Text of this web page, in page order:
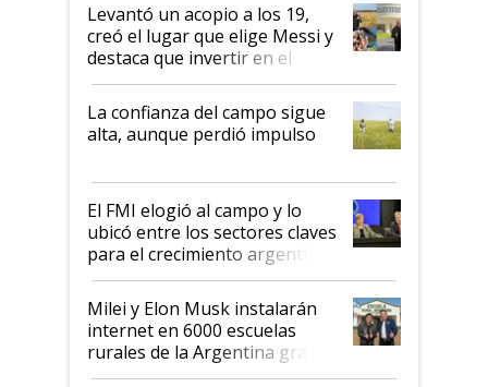
Levantó un acopio a los 19,
creó el lugar que elige Messi y
destaca que invertir en el
kirchnerismo era como "darle
plata a un hijo para droga":
Juan Félix Rossetti, el libertario
que de una dura crisis salió
de Milei
La confianza del campo sigue
alta, aunque perdió impulso
El FMI elogió al campo y lo
ubicó entre los sectores claves
para el crecimiento argentino
Milei y Elon Musk instalarán
internet en 6000 escuelas
rurales de la Argentina gracias
a un acuerdo con Starlink